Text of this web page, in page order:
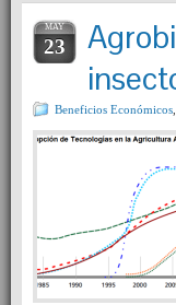
MAY
23
Beneficios Económicos